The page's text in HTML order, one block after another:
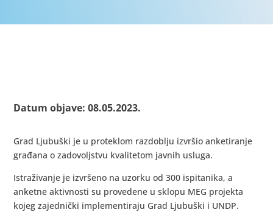
Datum objave: 08.05.2023.
Grad Ljubuški je u proteklom razdoblju izvršio anketiranje
građana o zadovoljstvu kvalitetom javnih usluga.
Istraživanje je izvršeno na uzorku od 300 ispitanika, a
anketne aktivnosti su provedene u sklopu MEG projekta
kojeg zajednički implementiraju Grad Ljubuški i UNDP.